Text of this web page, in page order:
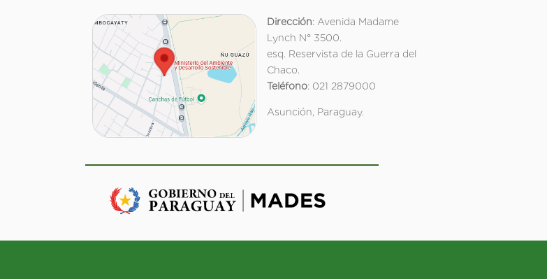
Dirección: Avenida Madame
Lynch N° 3500.
esq. Reservista de la Guerra del
Chaco.
Teléfono: 021 2879000
Asunción, Paraguay.